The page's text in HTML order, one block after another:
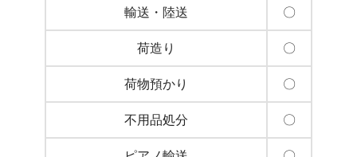
輸送・陸送 〇
荷造り 〇
荷物預かり 〇
不用品処分 〇